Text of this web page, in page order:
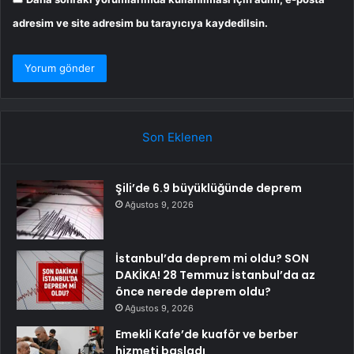
adresim ve site adresim bu tarayıcıya kaydedilsin.
Son Eklenen
Şili’de 6.9 büyüklüğünde deprem
Ağustos 9, 2026
İstanbul’da deprem mi oldu? SON
DAKİKA! 28 Temmuz İstanbul’da az
önce nerede deprem oldu?
Ağustos 9, 2026
Emekli Kafe’de kuaför ve berber